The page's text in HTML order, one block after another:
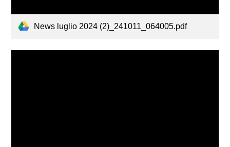
News luglio 2024 (2)_241011_064005.pdf